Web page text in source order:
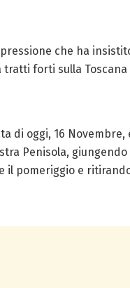
che ha
tratti forti sulla
di oggi, 16
Penisola,
il pomeriggio e